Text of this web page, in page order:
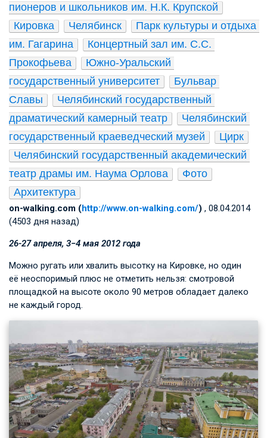
пионеров и школьников им. Н.К. Крупской
Кировка
Челябинск
Парк культуры и отдыха
им. Гагарина
Концертный зал им. С.С.
Прокофьева
Южно-Уральский
государственный университет
Бульвар
Славы
Челябинский государственный
драматический камерный театр
Челябинский
государственный краеведческий музей
Цирк
Челябинский государственный академический
театр драмы им. Наума Орлова
Фото
Архитектура
on-walking.com (http://www.on-walking.com/) , 08.04.2014
(4503 дня назад)
26­-27 апреля, 3−4 мая 2012 года
Можно ругать или хвалить высотку на Кировке, но один
её неоспоримый плюс не отметить нельзя: смотровой
площадкой на высоте около 90 метров обладает далеко
не каждый город.